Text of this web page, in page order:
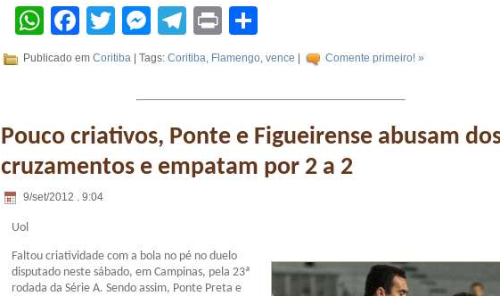
WhatsApp
Facebook
TwitterMessenger
Telegram
Print
Publicado em Coritiba | Tags: Coritiba, Flamengo, vence Comente primeiro! »
Pouco criativos, Ponte e Figueirense abusam
cruzamentos e empatam por 2 a 2
9/set/2012 . 9:04
Uol
Faltou criatividade com a bola no pé no duelo
disputado neste sábado, em Campinas, pela 23ª
rodada da Série A. Sendo assim, Ponte Preta e